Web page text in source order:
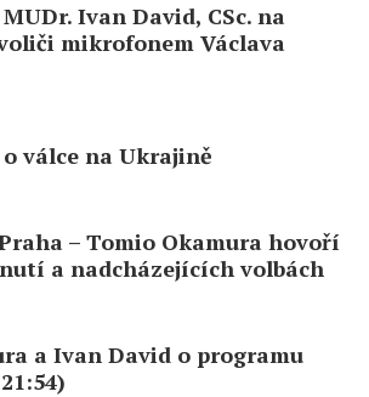
Ivan David, CSc. na
mikrofonem Václava
válce na Ukrajině
– Tomio Okamura hovoří
a nadcházejících volbách
a Ivan David o programu